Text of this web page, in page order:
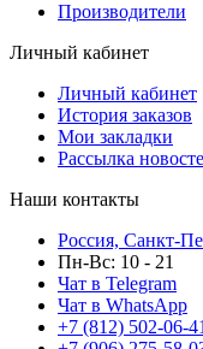
Производители
Личный кабинет
Личный кабинет
История заказов
Мои закладки
Рассылка
Наши контакты
Россия, Санкт-
Пн-Вс: 10 - 21
Чат в Telegram
Чат в WhatsApp
+7 (812) 502-06-41